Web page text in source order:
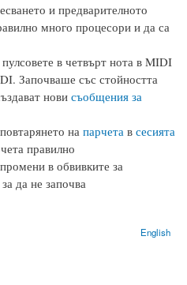
и предварителното
много процесори и да са
в четвърт нота в MIDI
Започваше със стойността
нови съобщения за
на парчета в сесията
правилно
в обвивките за
да не започва
English